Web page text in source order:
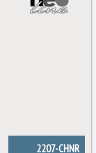
2207-CHNR